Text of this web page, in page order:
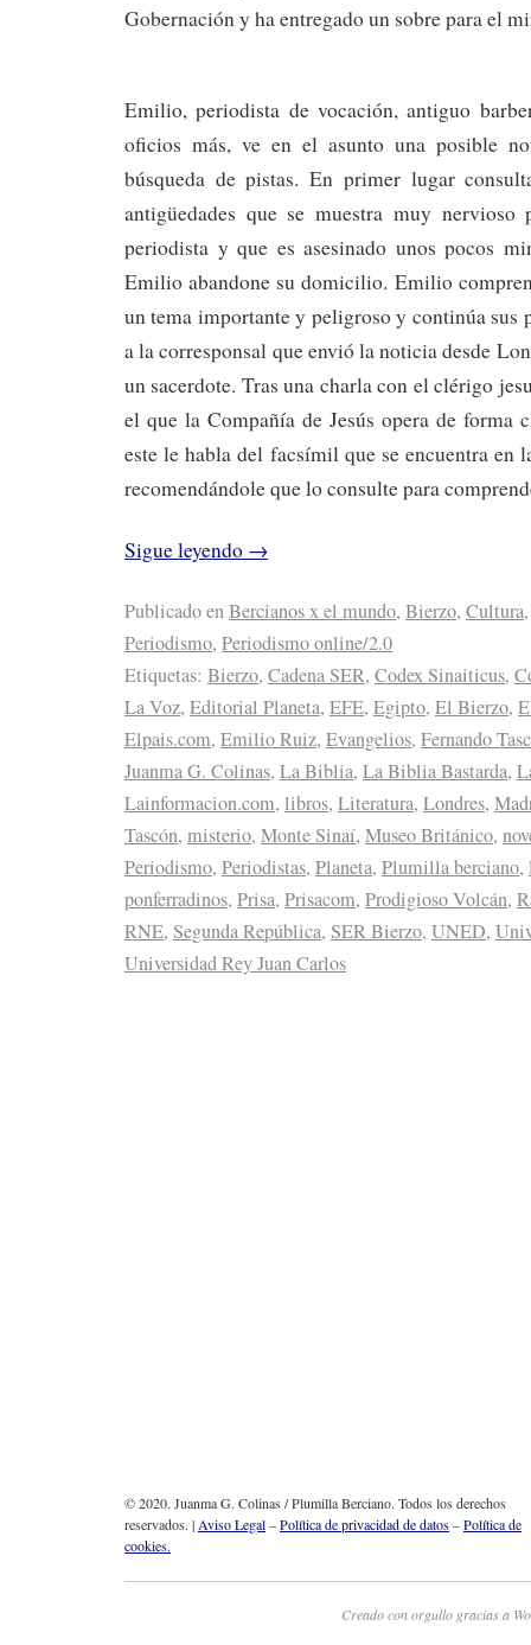
Gobernación y ha entregado un sobre para el
Emilio, periodista de vocación, antiguo
oficios más, ve en el asunto una posible
búsqueda de pistas. En primer lugar
antigüedades que se muestra muy nervioso
periodista y que es asesinado unos pocos
Emilio abandone su domicilio. Emilio
un tema importante y peligroso y continúa sus
a la corresponsal que envió la noticia desde
un sacerdote. Tras una charla con el clérigo
el que la Compañía de Jesús opera de forma
este le habla del facsímil que se encuentra en
recomendándole que lo consulte para
Sigue leyendo →
Publicado enBercianos x el mundo, Bierzo, Cultura
Periodismo, Periodismo online/2.0
Etiquetas: Bierzo, Cadena SER, Codex Sinaiticus,
La Voz, Editorial Planeta, EFE, Egipto, El Bierzo,
Elpais.com, Emilio Ruiz, Evangelios, Fernando
Juanma G. Colinas, La Biblia, La Biblia Bastarda,
Lainformacion.com, libros, Literatura, Londres,
Tascón, misterio, Monte Sinaí, Museo Británico,
Periodismo, Periodistas, Planeta, Plumilla berciano,
ponferradinos, Prisa, Prisacom, Prodigioso Volcán,
RNE, Segunda República, SER Bierzo, UNED,
Universidad Rey Juan Carlos
© 2020. Juanma G. Colinas / Plumilla Berciano. Todos los derechos
reservados. |Aviso Legal–Política de privacidad de datos–Política de
cookies.
Creado con orgullo gracias a